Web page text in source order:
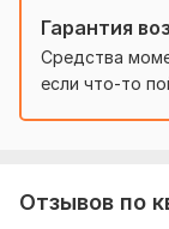
Объем услуги в
Гарантия
Средства
если что-то
Отзывов по